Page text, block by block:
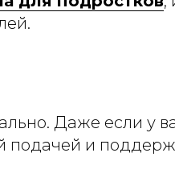
Даже если у
подачей и